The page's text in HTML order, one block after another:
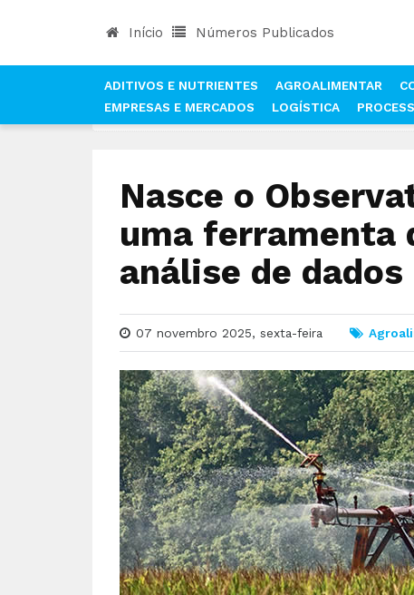
Início Números Publicados
ADITIVOS E NUTRIENTES AGROALIMENTAR
EMPRESAS E MERCADOS
LOGÍSTICA
NASCE O
Nasce o
uma ferramenta
análise de dados
07 novembro 2025, sexta-feira